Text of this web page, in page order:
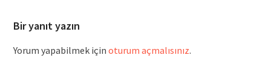
Bir yanıt yazın
Yorum yapabilmek için oturum açmalısınız.